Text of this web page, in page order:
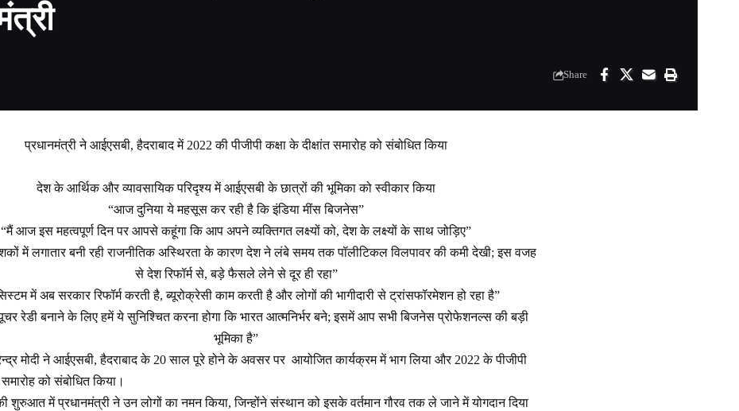
Share
प्रधानमंत्री ने आईएसबी, हैदराबाद में 2022 की पीजीपी कक्षा के दीक्षांत समारोह को संबोधित किया
देश के आर्थिक और व्यावसायिक परिदृश्य में आईएसबी के छात्रों की भूमिका को स्वीकार किया
“आज दुनिया ये महसूस कर रही है कि इंडिया मींस बिजनेस”
“मैं आज इस महत्वपूर्ण दिन पर आपसे कहूंगा कि आप अपने व्यक्तिगत लक्ष्यों को, देश के लक्ष्यों के साथ जोड़िए”
में लगातार बनी रही राजनीतिक अस्थिरता के कारण देश ने लंबे समय तक पॉलीटिकल विलपावर की कमी देखी; इस वजह
से देश रिफॉर्म से, बड़े फैसले लेने से दूर ही रहा”
में अब सरकार रिफॉर्म करती है, ब्यूरोक्रेसी काम करती है और लोगों की भागीदारी से ट्रांसफॉरमेशन हो रहा है”
रेडी बनाने के लिए हमें ये सुनिश्चित करना होगा कि भारत आत्मनिर्भर बने; इसमें आप सभी बिजनेस प्रोफेशनल्स की बड़ी
भूमिका है”
मोदी ने आईएसबी, हैदराबाद के 20 साल पूरे होने के अवसर पर आयोजित कार्यक्रम में भाग लिया और 2022 के पीजीपी
समारोह को संबोधित किया।
शुरुआत में प्रधानमंत्री ने उन लोगों का नमन किया, जिन्होंने संस्थान को इसके वर्तमान गौरव तक ले जाने में योगदान दिया